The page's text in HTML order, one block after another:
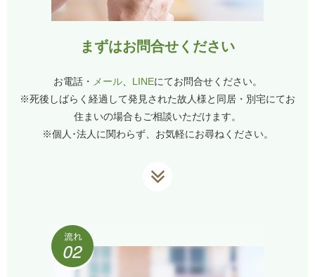
まずはお問合せください
お電話・ メール、 LINEにてお問合せください。
※死後しばらく経過して発見された故人様と同居・別宅にてお
住まいの場合もご相談いただけます。
※個人･法人に関わらず、お気軽にお尋ねください。